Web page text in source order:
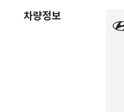
차량정보